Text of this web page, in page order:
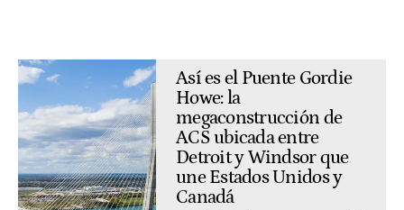
Así es el Puente Gordie
Howe: la
megaconstrucción de
ACS ubicada entre
Detroit y Windsor que
une Estados Unidos y
Canadá